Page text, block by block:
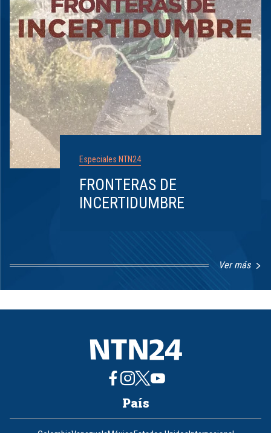
Especiales NTN24
FRONTERAS DE
INCERTIDUMBRE
Ver más
1
8
País